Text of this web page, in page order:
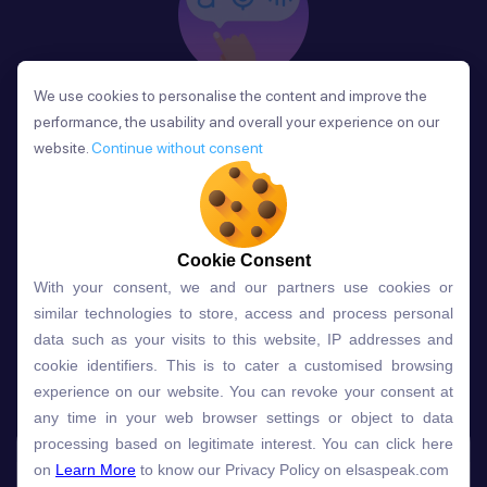
Phản Hồi
Sau mỗi bài học, người học nhận phản hồi về phát
âm và ngữ pháp ngay lập tức, giúp cải thiện kỹ năng
và tiến bộ nhanh chóng.
Lựa chọn gói học ELSA dành
cho bạn
Gói học Free Premium
Speech Analyzer
We use cookies to personalise the content and improve the
performance, the usability and overall your experience on our
website. Continue without consent
Cookie Consent
With your consent, we and our partners use cookies or
similar technologies to store, access and process personal
data such as your visits to this website, IP addresses and
cookie identifiers. This is to cater a customised browsing
experience on our website. You can revoke your consent at
any time in your web browser settings or object to data
processing based on legitimate interest. You can click here
on Learn More to know our Privacy Policy on elsaspeak.com
We use cookies to personalise the content and improve the
performance, the usability and overall your experience on our
website. Continue without consent
Cookie Consent
With your consent, we and our partners use cookies or
similar technologies to store, access and process personal
data such as your visits to this website, IP addresses and
cookie identifiers. This is to cater a customised browsing
experience on our website. You can revoke your consent at
any time in your web browser settings or object to data
processing based on legitimate interest. You can click here
on Learn More to know our Privacy Policy on elsaspeak.com